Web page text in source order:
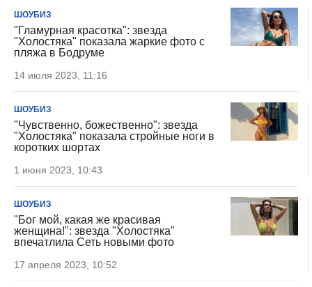
ШОУБИЗ
"Гламурная красотка": звезда
"Холостяка" показала жаркие фото с
пляжа в Бодруме
14 июля 2023, 11:16
ШОУБИЗ
"Чувственно, божественно": звезда
"Холостяка" показала стройные ноги в
коротких шортах
1 июня 2023, 10:43
ШОУБИЗ
"Бог мой, какая же красивая
женщина!": звезда "Холостяка"
впечатлила Сеть новыми фото
17 апреля 2023, 10:52